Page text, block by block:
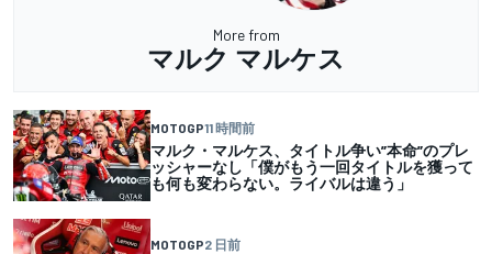
More from
マルク マルケス
MOTOGP11 時間前
マルク・マルケス、タイトル争い”本命”のプレ
ッシャーなし「僕がもう一回タイトルを獲って
も何も変わらない。ライバルは違う」
MOTOGP2 日前